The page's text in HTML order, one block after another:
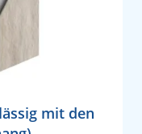
mit den